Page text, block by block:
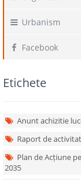
Urbanism
Facebook
Etichete
Anunt achizitie
Raport de
Plan de Acțiune
2035